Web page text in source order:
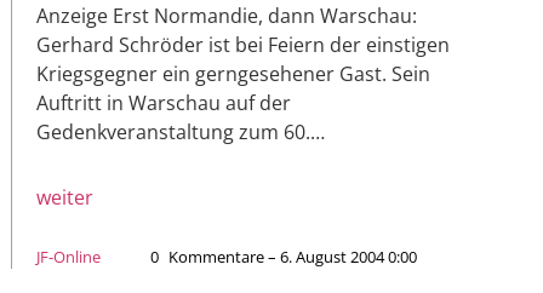
Anzeige Erst Normandie, dann Warschau:
Gerhard Schröder ist bei Feiern der einstigen
Kriegsgegner ein gerngesehener Gast. Sein
Auftritt in Warschau auf der
Gedenkveranstaltung zum 60.…
weiter
JF-Online 0 Kommentare – 6. August 2004 0:00